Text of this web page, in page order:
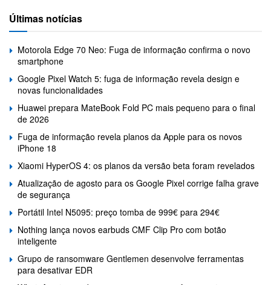
Últimas notícias
Motorola Edge 70 Neo: Fuga de informação confirma o novo
smartphone
Google Pixel Watch 5: fuga de informação revela design e
novas funcionalidades
Huawei prepara MateBook Fold PC mais pequeno para o final
de 2026
Fuga de informação revela planos da Apple para os novos
iPhone 18
Xiaomi HyperOS 4: os planos da versão beta foram revelados
Atualização de agosto para os Google Pixel corrige falha grave
de segurança
Portátil Intel N5095: preço tomba de 999€ para 294€
Nothing lança novos earbuds CMF Clip Pro com botão
inteligente
Grupo de ransomware Gentlemen desenvolve ferramentas
para desativar EDR